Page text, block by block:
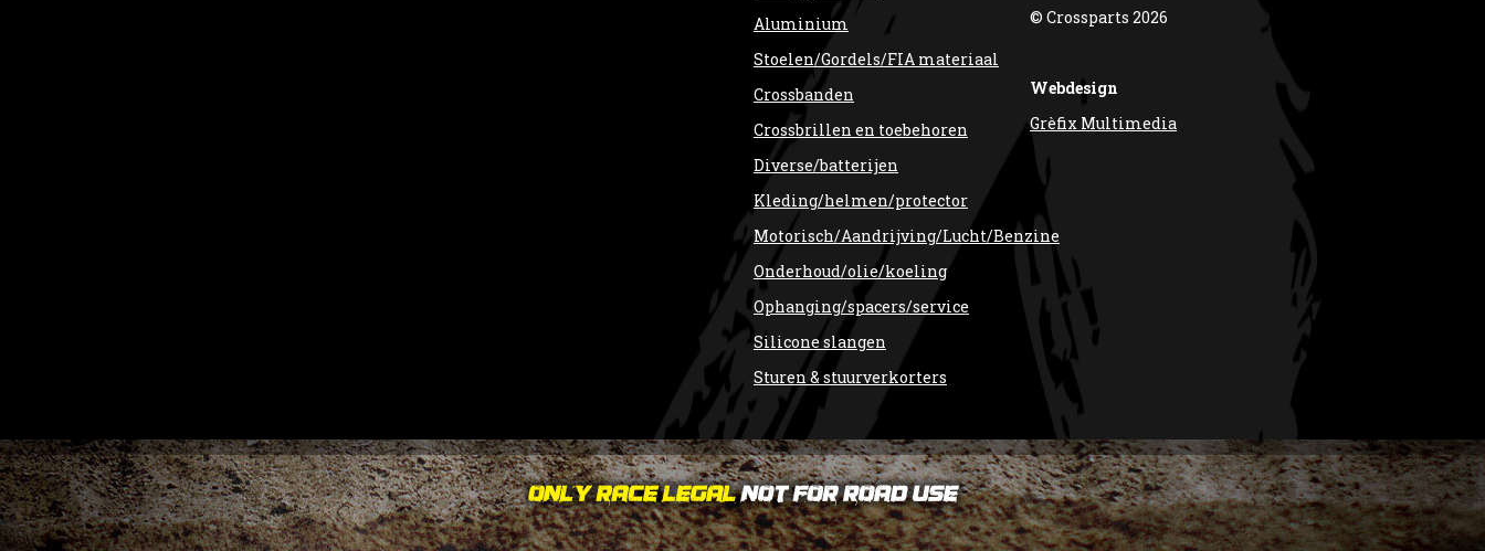
Aluminium
Stoelen/Gordels/FIA materiaal
Crossbanden
Crossbrillen en toebehoren
Diverse/batterijen
Kleding/helmen/protector
Motorisch/Aandrijving/Lucht/Benzine
Onderhoud/olie/koeling
Ophanging/spacers/service
Silicone slangen
Sturen & stuurverkorters
© Crossparts 2026
Webdesign
Grèfix Multimedia